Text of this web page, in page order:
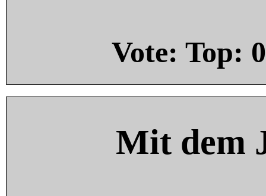
Vote: Top: 0
Mit dem